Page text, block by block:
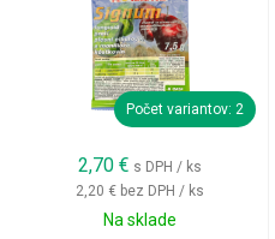
Počet variantov: 2
2,70 € s DPH / ks
2,20 € bez DPH / ks
Na sklade